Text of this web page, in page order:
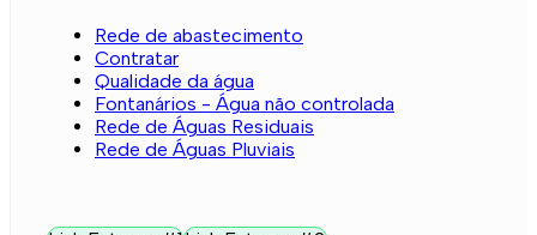
Rede de abastecimento
Contratar
Qualidade da água
Fontanários - Água não controlada
Rede de Águas Residuais
Rede de Águas Pluviais